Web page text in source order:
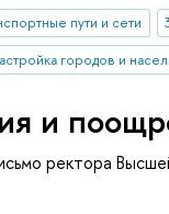
пути и сети
городов и
и
ректора